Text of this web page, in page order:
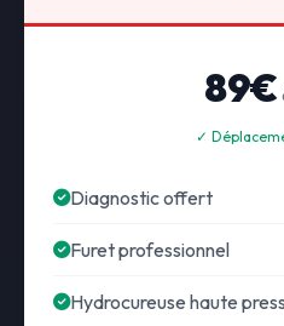
89€
✓
Diagnostic offert
Furet professionnel
Hydrocureuse haute